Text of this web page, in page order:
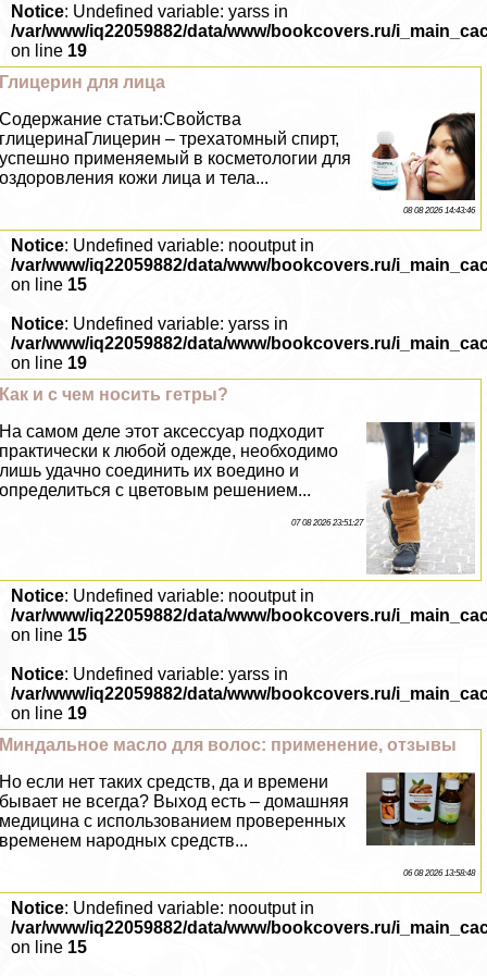
Notice: Undefined variable: yarss in
/var/www/iq22059882/data/www/bookcovers.ru/
on line 19
Глицерин для лица
Содержание статьи:Свойства
глицеринаГлицерин – трехатомный спирт,
успешно применяемый в косметологии для
оздоровления кожи лица и тела...
08 08 2026 14:43:46
Notice: Undefined variable: nooutput in
/var/www/iq22059882/data/www/bookcovers.ru/
on line 15
Notice: Undefined variable: yarss in
/var/www/iq22059882/data/www/bookcovers.ru/
on line 19
Как и с чем носить гетры?
На самом деле этот аксессуар подходит
пpaктически к любой одежде, необходимо
лишь удачно соединить их воедино и
определиться с цветовым решением...
07 08 2026 23:51:27
Notice: Undefined variable: nooutput in
/var/www/iq22059882/data/www/bookcovers.ru/
on line 15
Notice: Undefined variable: yarss in
/var/www/iq22059882/data/www/bookcovers.ru/
on line 19
Миндальное масло для волос: применение, отзывы
Но если нет таких средств, да и времени
бывает не всегда? Выход есть – домашняя
медицина с использованием проверенных
временем народных средств...
06 08 2026 13:58:48
Notice: Undefined variable: nooutput in
/var/www/iq22059882/data/www/bookcovers.ru/
on line 15